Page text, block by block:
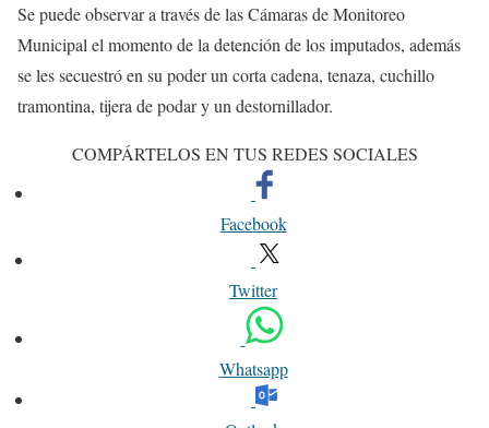
Se puede observar a través de las Cámaras de Monitoreo
Municipal el momento de la detención de los imputados, además
se les secuestró en su poder un corta cadena, tenaza, cuchillo
tramontina, tijera de podar y un destornillador.
COMPÁRTELOS EN TUS REDES SOCIALES
Facebook
Twitter
Whatsapp